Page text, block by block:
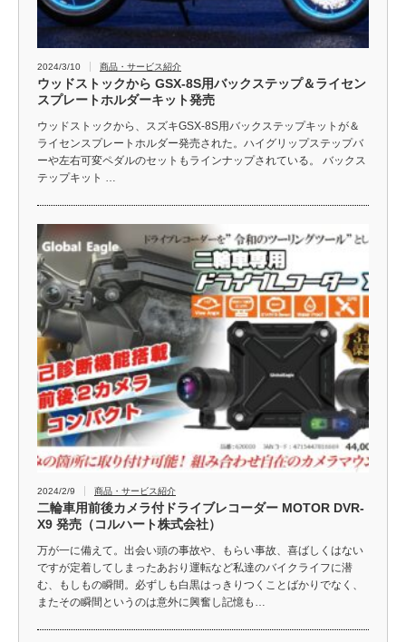
2024/3/10 商品・サービス紹介
ウッドストックから GSX-8S用バックステップ＆ライセン
スプレートホルダーキット発売
ウッドストックから、スズキGSX-8S用バックステップキットが＆
ライセンスプレートホルダー発売された。ハイグリップステップバ
ーや左右可変ペダルのセットもラインナップされている。 バックス
テップキット …
2024/2/9 商品・サービス紹介
二輪車用前後カメラ付ドライブレコーダー MOTOR DVR-
X9 発売（コルハート株式会社）
万が一に備えて。出会い頭の事故や、もらい事故、喜ばしくはない
ですが定着してしまったあおり運転など私達のバイクライフに潜
む、もしもの瞬間。必ずしも白黒はっきりつくことばかりでなく、
またその瞬間というのは意外に興奮し記憶も…